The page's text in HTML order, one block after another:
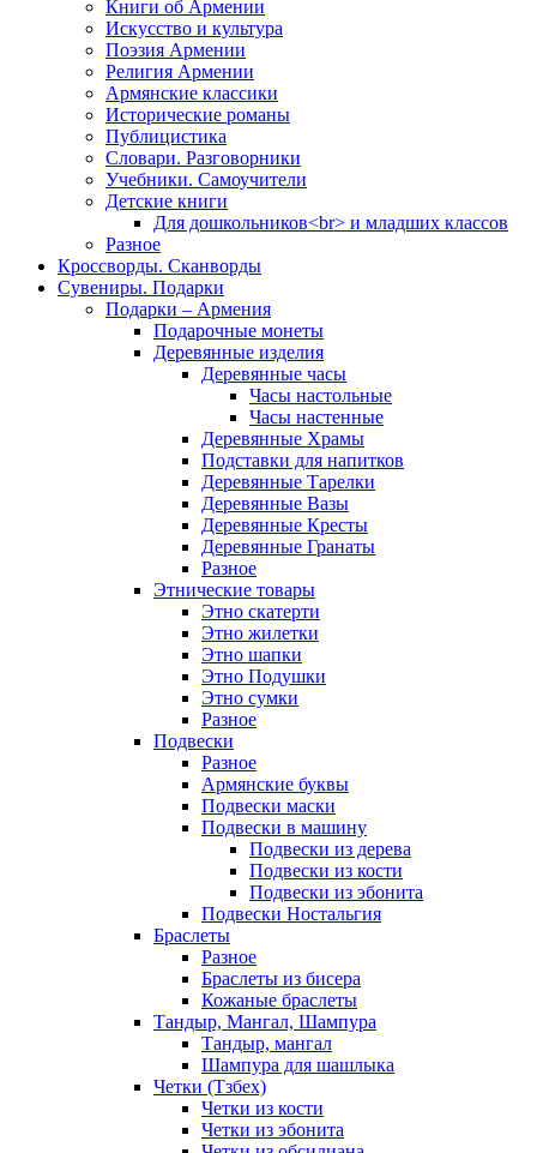
Книги об Армении
Иcкусство и культура
Поэзия Армении
Религия Армении
Армянские классики
Исторические романы
Публицистика
Словари. Разговорники
Учебники. Самоучители
Детские книги
Для дошкольников<br> и младших классов
Разное
Кроссворды. Сканворды
Сувениры. Подарки
Подарки – Армения
Подарочные монеты
Деревянные изделия
Деревянные часы
Часы настольные
Часы настенные
Деревянные Храмы
Подставки для напитков
Деревянные Тарелки
Деревянные Вазы
Деревянные Кресты
Деревянные Гранаты
Разное
Этнические товары
Этно скатерти
Этно жилетки
Этно шапки
Этно Подушки
Этно сумки
Разное
Подвески
Разное
Армянские буквы
Подвески маски
Подвески в машину
Подвески из дерева
Подвески из кости
Подвески из эбонита
Подвески Ностальгия
Браслеты
Разное
Браслеты из бисера
Кожаные браслеты
Тандыр, Мангал, Шампура
Тандыр, мангал
Шампура для шашлыка
Четки (Тзбех)
Четки из кости
Четки из эбонита